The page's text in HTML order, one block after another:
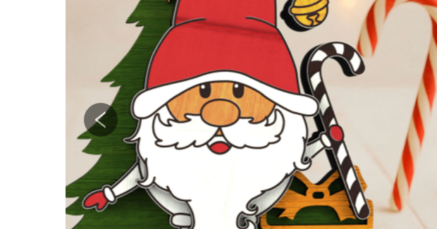
Previous